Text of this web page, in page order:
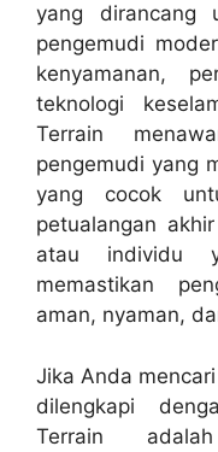
yang dirancang
pengemudi
kenyamanan,
teknologi
Terrain
pengemudi yang
yang cocok
petualangan
atau individu
memastikan
aman, nyaman,
Jika Anda
dilengkapi
Terrain